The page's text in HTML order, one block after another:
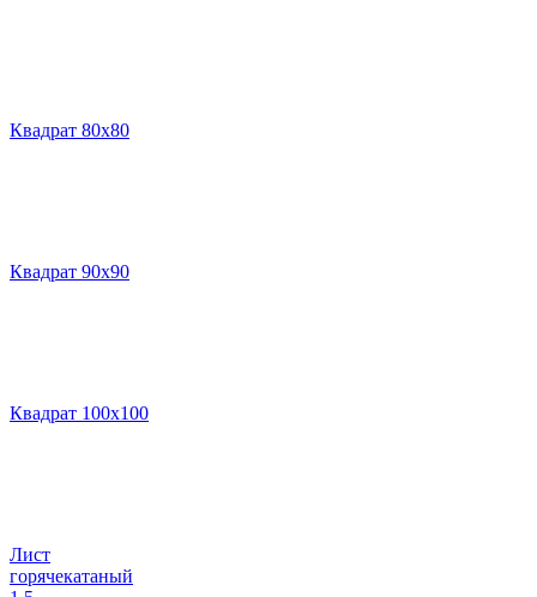
Квадрат 80х80
Квадрат 90х90
Квадрат 100х100
Лист
горячекатаный